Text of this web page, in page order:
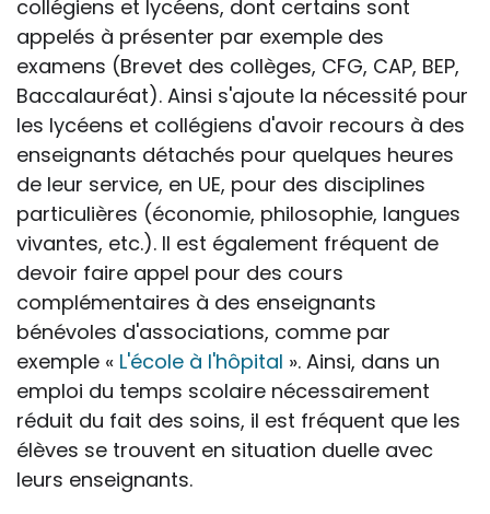
collégiens et lycéens, dont certains sont
appelés à présenter par exemple des
examens (Brevet des collèges, CFG, CAP, BEP,
Baccalauréat). Ainsi s'ajoute la nécessité pour
les lycéens et collégiens d'avoir recours à des
enseignants détachés pour quelques heures
de leur service, en UE, pour des disciplines
particulières (économie, philosophie, langues
vivantes, etc.). Il est également fréquent de
devoir faire appel pour des cours
complémentaires à des enseignants
bénévoles d'associations, comme par
exemple « L'école à l'hôpital ». Ainsi, dans un
emploi du temps scolaire nécessairement
réduit du fait des soins, il est fréquent que les
élèves se trouvent en situation duelle avec
leurs enseignants.